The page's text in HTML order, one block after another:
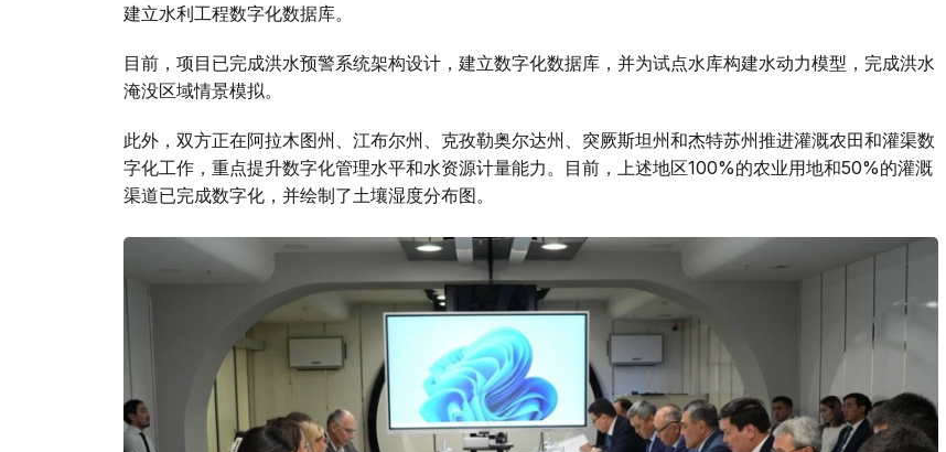
建立水利工程数字化数据库。
目前，项目已完成洪水预警系统架构设计，建立数字化数据库，并为试点水库构建水动力模型，完成洪水
淹没区域情景模拟。
此外，双方正在阿拉木图州、江布尔州、克孜勒奥尔达州、突厥斯坦州和杰特苏州推进灌溉农田和灌渠数
字化工作，重点提升数字化管理水平和水资源计量能力。目前，上述地区100%的农业用地和50%的灌溉
渠道已完成数字化，并绘制了土壤湿度分布图。